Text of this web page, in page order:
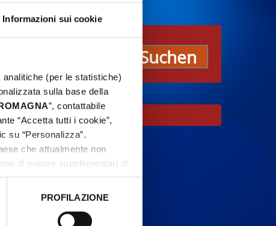
Informazioni sui cookie
(per le statistiche)
sulla base della
”, contattabile
“Accetta tutti i cookie”,
su “Personalizza”.
che attualmente non
di misure supplementari di
PROFILAZIONE
Suchen
Ort sind.